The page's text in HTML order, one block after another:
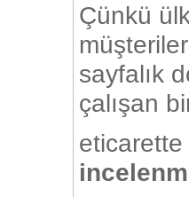
Çünkü
sayfalık
çalışan
eticarette